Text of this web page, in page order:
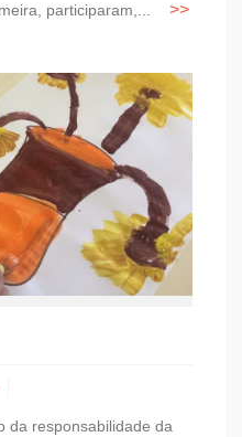
participaram,...
da responsabilidade da